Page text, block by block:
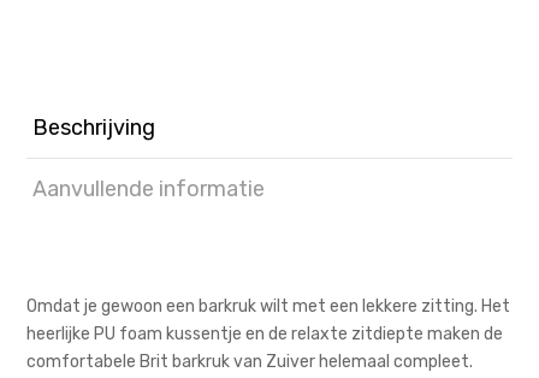
Beschrijving
Aanvullende informatie
Omdat je gewoon een barkruk wilt met een lekkere zitting. Het
heerlijke PU foam kussentje en de relaxte zitdiepte maken de
comfortabele Brit barkruk van Zuiver helemaal compleet.